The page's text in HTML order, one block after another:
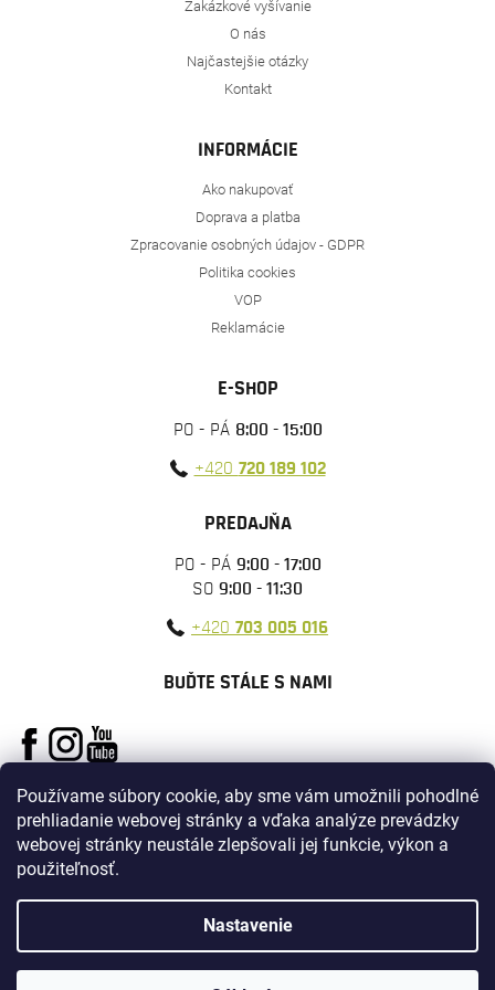
Používame súbory cookie, aby sme vám umožnili pohodlné
prehliadanie webovej stránky a vďaka analýze prevádzky
webovej stránky neustále zlepšovali jej funkcie, výkon a
použiteľnosť.
Nastavenie
Zakázkové vyšívanie
O nás
Najčastejšie otázky
Kontakt
INFORMÁCIE
Ako nakupovať
Doprava a platba
Zpracovanie osobných údajov - GDPR
Politika cookies
VOP
Reklamácie
E-SHOP
PO - PÁ 8:00 - 15:00
+420 720 189 102
PREDAJŇA
PO - PÁ 9:00 - 17:00
SO 9:00 - 11:30
+420 703 005 016
BUĎTE STÁLE S NAMI
Vytvoril Shoptet